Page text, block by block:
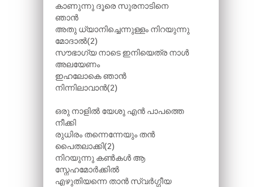
കാണുന്നു ദൂരെ സുരനാടിനെ
ഞാൻ
അതു ധ്യാനിച്ചെന്നുള്ളം നിറയുന്നു
മോദാൽ(2)
സൗഭാഗ്യ നാടെ ഇനിയെത്ര നാൾ
അലയേണം
ഇഹലോകെ ഞാൻ
നിന്നിലാവാൻ(2)
ഒരു നാളിൽ യേശു എൻ പാപത്തെ
നീക്കി
രുധിരം തന്നെന്നേയും തൻ
പൈതലാക്കി(2)
നിറയുന്നു കൺകൾ ആ
സ്നേഹമോർക്കിൽ
എഴുതിയന്നെ താൻ സ്വർഗ്ഗീയ